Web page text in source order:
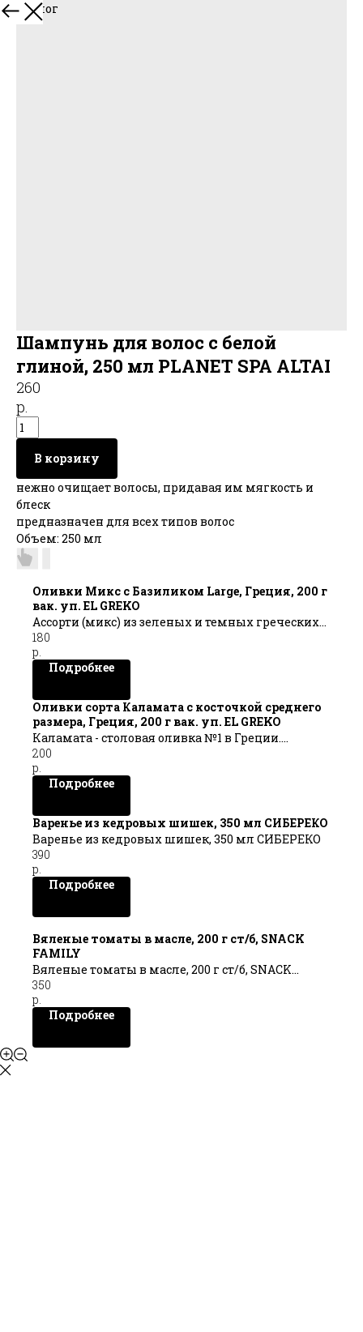
В каталог
Шампунь для волос с белой
глиной, 250 мл PLANET SPA ALTAI
260
р.
В корзину
нежно очищает волосы, придавая им мягкость и
блеск
предназначен для всех типов волос
Объем: 250 мл
Оливки Микс с Базиликом Large, Греция, 200 г
вак. уп. EL GREKO
Ассорти (микс) из зеленых и темных греческих
оливок позволит Вам насладиться
разнообразием вкусов и ароматов, а для
новичков - определиться со своими любимыми
180
р.
Подробнее
Оливки сорта Каламата с косточкой среднего
размера, Греция, 200 г вак. уп. EL GREKO
Каламата - столовая оливка №1 в Греции.
200
р.
Подробнее
Варенье из кедровых шишек, 350 мл СИБЕРЕКО
Варенье из кедровых шишек, 350 мл СИБЕРЕКО
390
р.
Подробнее
Вяленые томаты в масле, 200 г ст/б, SNACK
FAMILY
Вяленые томаты в масле, 200 г ст/б, SNACK
FAMILY
350
р.
Подробнее